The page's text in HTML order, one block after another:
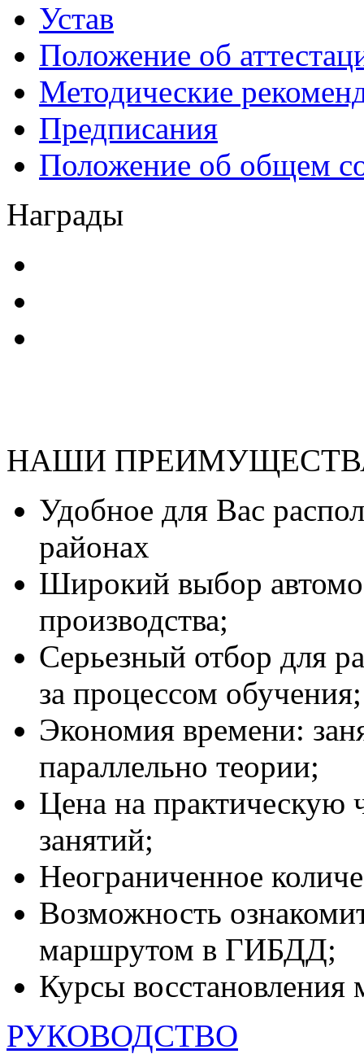
Устав
Положение об
Методические
Предписания
Положение об общем
Награды
НАШИ
Удобное для Вас
районах
Широкий выбор
производства;
Серьезный отбор для
за процессом обучения;
Экономия времени:
параллельно теории;
Цена на практическую
занятий;
Неограниченное
Возможность
маршрутом в ГИБДД;
Курсы восстановления
РУКОВОДСТВО